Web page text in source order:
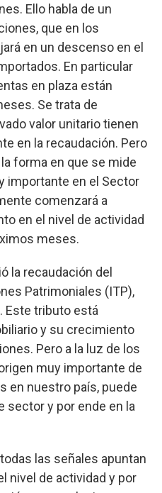
Ello habla de un
que en los
en un descenso en el
En particular
en plaza están
Se trata de
valor unitario tienen
en la recaudación. Pero
forma en que se mide
importante en el Sector
comenzará a
en el nivel de actividad
meses.
la recaudación del
Patrimoniales (ITP),
Este tributo está
y su crecimiento
Pero a la luz de los
muy importante de
en nuestro país, puede
sector y por ende en la
las señales apuntan
nivel de actividad y por